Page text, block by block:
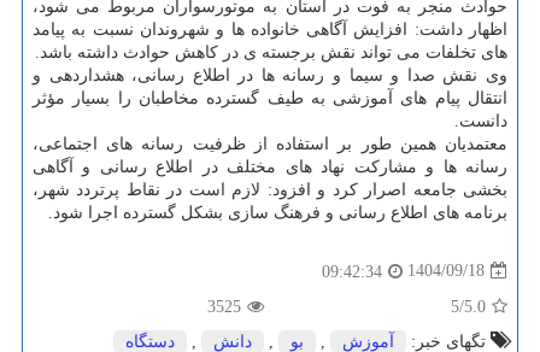
حوادث منجر به فوت در استان به موتورسواران مربوط می شود،
اظهار داشت: افزایش آگاهی خانواده ها و شهروندان نسبت به پیامد
های تخلفات می تواند نقش برجسته ی در کاهش حوادث داشته باشد.
وی نقش صدا و سیما و رسانه ها در اطلاع رسانی، هشداردهی و
انتقال پیام های آموزشی به طیف گسترده مخاطبان را بسیار مؤثر
دانست.
معتمدیان همین طور بر استفاده از ظرفیت رسانه های اجتماعی،
رسانه ها و مشارکت نهاد های مختلف در اطلاع رسانی و آگاهی
بخشی جامعه اصرار کرد و افزود: لازم است در نقاط پرتردد شهر،
برنامه های اطلاع رسانی و فرهنگ سازی بشکل گسترده اجرا شود.
1404/09/18
09:42:34
5.0
/5
3525
تگهای خبر:
آموزش بو دانش دستگاه